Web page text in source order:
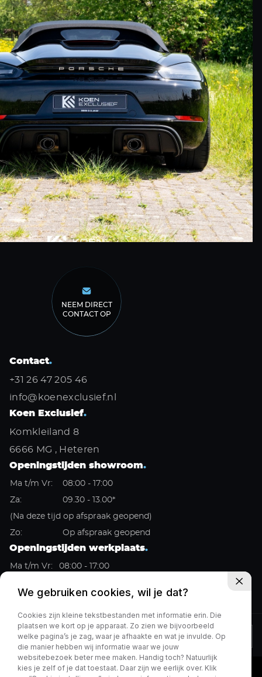
NEEM DIRECT
CONTACT OP
Contact.
+31 26 47 205 46
info@koenexclusief.nl
Koen Exclusief.
Komkleiland 8
6666 MG , Heteren
Openingstijden showroom.
Ma t/m Vr:
08:00 - 17:00
Za:
09.30 - 13.00*
(Na deze tijd op afspraak geopend)
Zo:
Op afspraak geopend
Openingstijden werkplaats.
Ma t/m Vr:
08:00 - 17:00
Privacy policy
We gebruiken cookies, wil je dat?
Cookies zijn kleine tekstbestanden met informatie erin. Die
plaatsen we kort op je apparaat. Zo zien we bijvoorbeeld
welke pagina’s je zag, waar je afhaakte en wat je invulde. Op
die manier hebben wij informatie waar we jouw
websitebezoek beter mee maken. Handig toch? Natuurlijk
kies je zelf of je dat toestaat. Daar zijn we eerlijk over. Klik